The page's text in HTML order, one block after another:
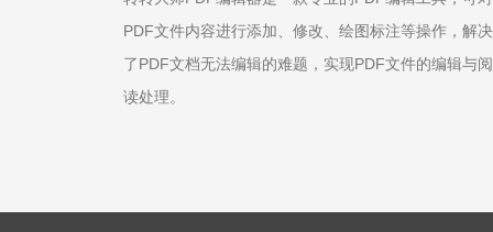
PDF文件内容进行添加、修改、绘图标注等操作，解决
了PDF文档无法编辑的难题，实现PDF文件的编辑与阅
读处理。